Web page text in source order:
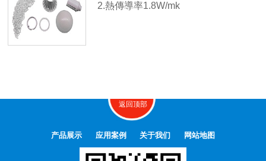
2.熱傳導率1.8W/mk
返回顶部
产品展示 应用案例 关于我们 网站地图